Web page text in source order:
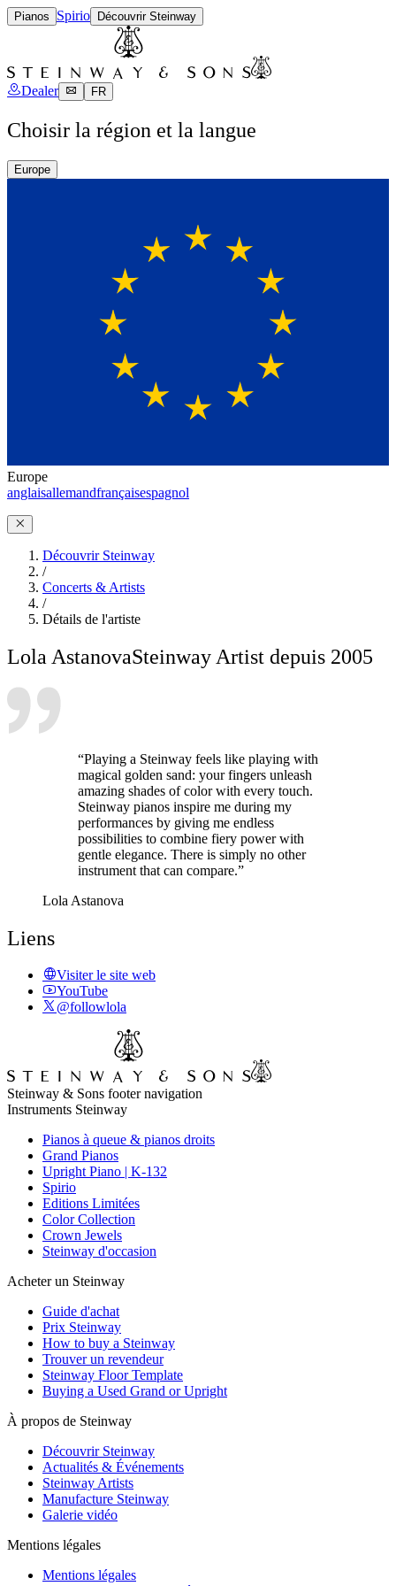
Pianos Spirio Découvrir Steinway
Dealer FR
Choisir la région et la langue
Europe
Europe
anglaisallemandfrançaisespagnol
Découvrir Steinway
/
Concerts & Artists
/
Détails de l'artiste
Lola AstanovaSteinway Artist depuis 2005
“Playing a Steinway feels like playing with
magical golden sand: your fingers unleash
amazing shades of color with every touch.
Steinway pianos inspire me during my
performances by giving me endless
possibilities to combine fiery power with
gentle elegance. There is simply no other
instrument that can compare.”
Lola Astanova
Liens
Visiter le site web
YouTube
@followlola
Steinway & Sons footer navigation
Instruments Steinway
Pianos à queue & pianos droits
Grand Pianos
Upright Piano | K-132
Spirio
Editions Limitées
Color Collection
Crown Jewels
Steinway d'occasion
Acheter un Steinway
Guide d'achat
Prix Steinway
How to buy a Steinway
Trouver un revendeur
Steinway Floor Template
Buying a Used Grand or Upright
À propos de Steinway
Découvrir Steinway
Actualités & Événements
Steinway Artists
Manufacture Steinway
Galerie vidéo
Mentions légales
Mentions légales